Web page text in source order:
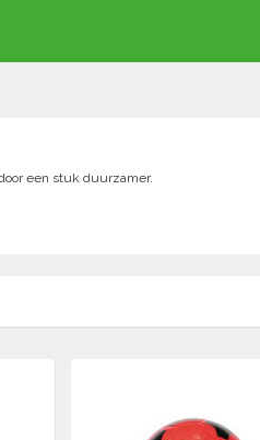
een stuk duurzamer.